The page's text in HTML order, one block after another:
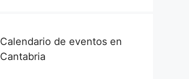
Calendario de eventos en
Cantabria